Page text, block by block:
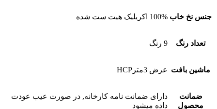
جنس نخ خاب 100% اکریلیک هیت ست شده
تعداد رنگ 9 رنگ
ماشین بافت عرض 3مترHCP
ضمانت
محصول
دارای ضمانت نامه کارخانه, در صورت عیب عودت
داده میشود